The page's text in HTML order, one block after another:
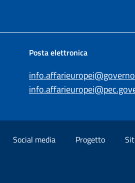
Posta elettronica
Social media Progetto